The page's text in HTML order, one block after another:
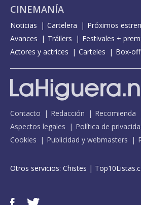
CINEMANÍA
Noticias Cartelera Próximos
Avances
Tráilers
Festivales +
Actores y actrices
Carteles Box-
Contacto Redacción Recomienda
Aspectos legales
Política de
Cookies
Publicidad y webmasters
Otros servicios: Chistes |